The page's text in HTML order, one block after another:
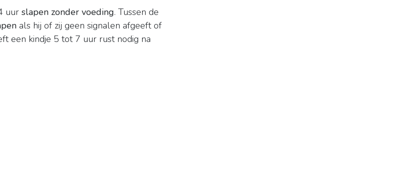
uur slapen zonder voeding. Tussen de
als hij of zij geen signalen afgeeft of
een kindje 5 tot 7 uur rust nodig na